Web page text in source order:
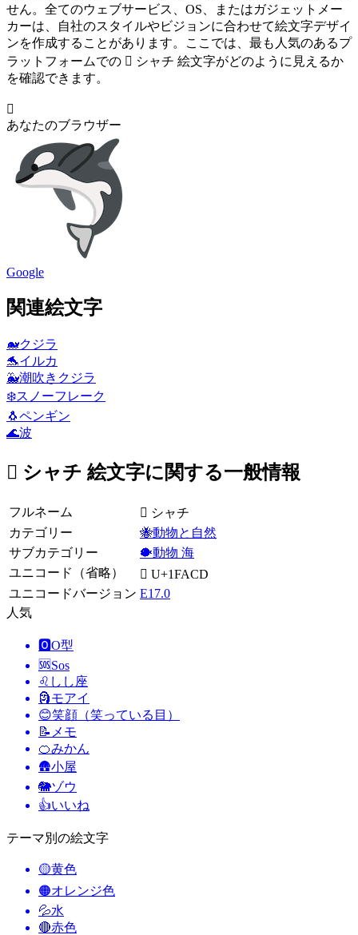
せん。全てのウェブサービス、OS、またはガジェットメー
カーは、自社のスタイルやビジョンに合わせて絵文字デザイ
ンを作成することがあります。ここでは、最も人気のあるプ
ラットフォームでの 🫍 シャチ 絵文字がどのように見えるか
を確認できます。
🫍
あなたのブラウザー
Google
関連絵文字
🐋クジラ
🐬イルカ
🐳潮吹きクジラ
❄️スノーフレーク
🐧ペンギン
🌊波
🫍 シャチ 絵文字に関する一般情報
フルネーム
🫍 シャチ
カテゴリー
🐝動物と自然
サブカテゴリー
🐡動物 海
ユニコード（省略）
🫍 U+1FACD
ユニコードバージョン E17.0
人気
🅾️O型
🆘Sos
♌ しし座
🗿モアイ
😊笑顔（笑っている目）
📝 メモ
🍊みかん
🛖小屋
🐘ゾウ
👍いいね
テーマ別の絵文字
🟡黄色
🟠オレンジ色
💦水
🔴赤色